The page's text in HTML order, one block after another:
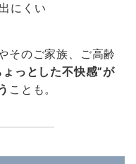
にくい
そのご家族、ご高齢
ょっとした不快感”が
ことも。